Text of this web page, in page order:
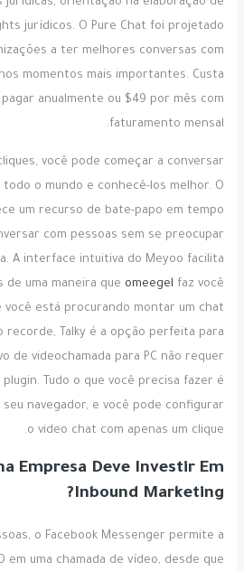
jurídicas, orientação na elaboração de
jurídicos. O Pure Chat foi projetado
a ter melhores conversas com
momentos mais importantes. Custa
anualmente ou $49 por mês com
faturamento mensal.
você pode começar a conversar
o mundo e conhecê-los melhor. O
um recurso de bate-papo em tempo
com pessoas sem se preocupar
A interface intuitiva do Meyoo facilita
de uma maneira que omeegel faz você
está procurando montar um chat
recorde, Talky é a opção perfeita para
de videochamada para PC não requer
Tudo o que você precisa fazer é
navegador, e você pode configurar
o video chat com apenas um clique.
Empresa Deve Investir Em
Inbound Marketing?
o Facebook Messenger permite a
em uma chamada de vídeo, desde que